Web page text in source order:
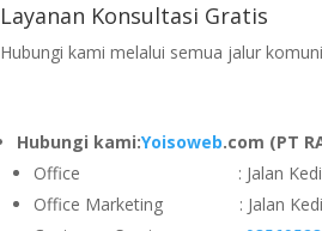
Layanan Konsultasi Gratis
Hubungi kami melalui semua jalur
Hubungi kami:Yoisoweb.com (PT
Office : Jalan Kediri – Wates.
Office Marketing : Jalan Kediri –